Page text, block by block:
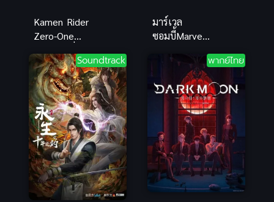
Kamen Rider
Zero-One
มาสค์ไรเดอร์ซี
โร่วัน พากย์
ไทยสุดฮิต
มาร์เวล
ซอมบี้Marvel
(2025) มาร์
เวลซอมบี้
Soundtrack พากย์ไทย